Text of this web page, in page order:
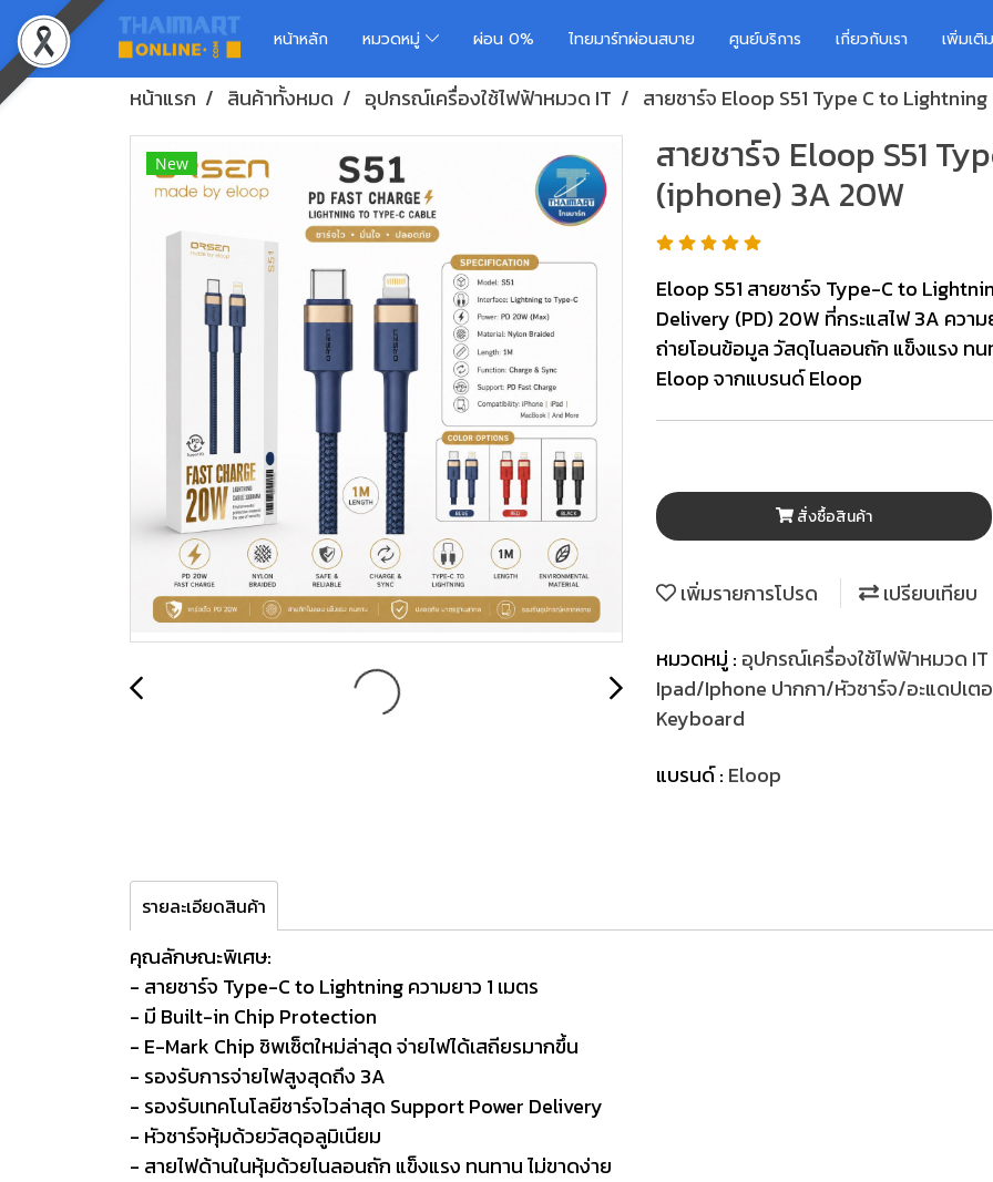
หน้าหลัก หมวดหมู่ ผ่อน 0% ไทยมาร์ทผ่อนสบาย ศูนย์บริการ เกี่ยวกับเรา เพิ่มเ
หน้าแรก สินค้าทั้งหมด อุปกรณ์เครื่องใช้ไฟฟ้าหมวด IT สายชาร์จ Eloop S51 Type C to
New
สายชาร์จ Eloop S51
(iphone) 3A 20W
Eloop S51 สายชาร์จ Type-C to
Delivery (PD) 20W ที่กระแสไฟ 3A ความ
ถ่ายโอนข้อมูล วัสดุไนลอนถัก แข็งแรง ท
Eloop จากแบรนด์ Eloop
สั่งซื้อสินค้า
เพิ่มรายการโปรด เปรียบเทียบ
หมวดหมู่ : อุปกรณ์เครื่องใช้ไฟฟ้าหมวด IT
Ipad/Iphone ปากกา/หัวชาร์จ/อะแดปเ
Keyboard
แบรนด์ : Eloop
รายละเอียดสินค้า
คุณลักษณะพิเศษ:
- สายชาร์จ Type-C to Lightning ความยาว 1 เมตร
- มี Built-in Chip Protection
- E-Mark Chip ชิพเซ็ตใหม่ล่าสุด จ่ายไฟได้เสถียรมากขึ้น
- รองรับการจ่ายไฟสูงสุดถึง 3A
- รองรับเทคโนโลยีชาร์จไวล่าสุด Support Power Delivery
- หัวชาร์จหุ้มด้วยวัสดุอลูมิเนียม
- สายไฟด้านในหุ้มด้วยไนลอนถัก แข็งแรง ทนทาน ไม่ขาดง่าย